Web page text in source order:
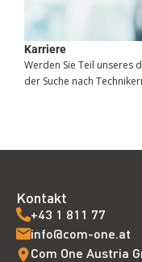
Karriere
Werden Sie Teil unseres
der Suche nach
Kontakt
+43 1 811 77
info@com-one.at
Com One Austria